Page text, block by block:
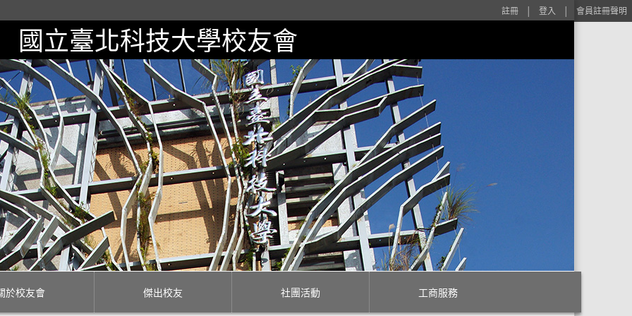
註冊 登入 會員註冊聲明
國立臺北科技大學校友會
於校友會 傑出校友 社團活動 工商服務